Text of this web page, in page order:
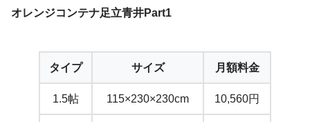
オレンジコンテナ足立青井Part1
タイプ サイズ 月額料金
1.5帖 115×230×230cm 10,560円